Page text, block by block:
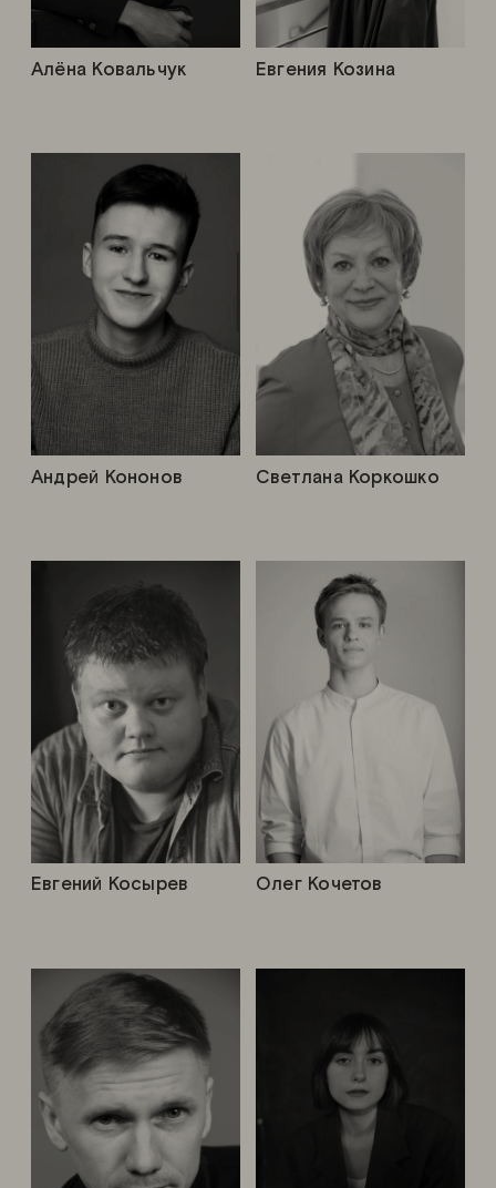
Светлана Коркошко
Евгения Козина
Андрей Кононов
Алёна Ковальчук
Евгений Косырев Олег Кочетов